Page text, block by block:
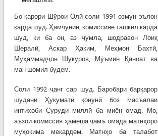
Бо қарори Шӯрои Олӣ соли 1991 озмун эълон
карда шуд. Ҳамчунин, комиссияе ташкил карда
шуд, ки ба он, аз ҷумла, шодравон Лоиқ
Шералӣ, Аскар Ҳаким, Меҳмон Бахтӣ,
Муҳаммадҷон Шукуров, Мӯъмин Қаноат ва
ман шомил будем.
Соли 1992 ҷанг сар шуд. Баробари барқарор
шудани Ҳукумати қонунӣ боз масъалаи
интихоби Суруди миллӣ ба миён омад. Мо,
аъзои комиссия ҳамеша ҷамъ омада матнҳоро
муҳокима мекардем. Матнҳо ба талабот